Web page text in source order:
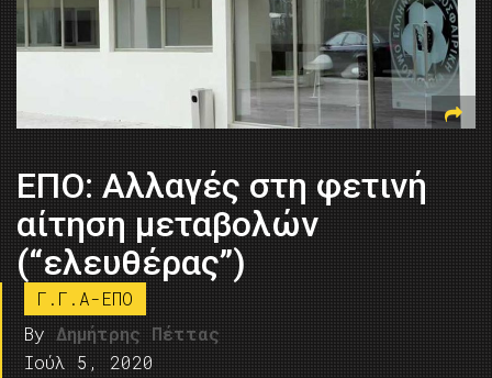
ΕΠΟ: Αλλαγές στη φετινή
αίτηση μεταβολών
(“ελευθέρας”)
Γ.Γ.Α-ΕΠΟ
By Δημήτρης Πέττας
Ιούλ 5, 2020